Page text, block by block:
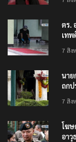
ตร.
เทพ
7 สิง
นาย
ถกป
7 สิง
โฆษ
อาวุ